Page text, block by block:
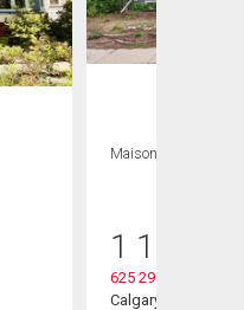
Maison
1 100
625 29 Avenue Sw
Calgary, AB